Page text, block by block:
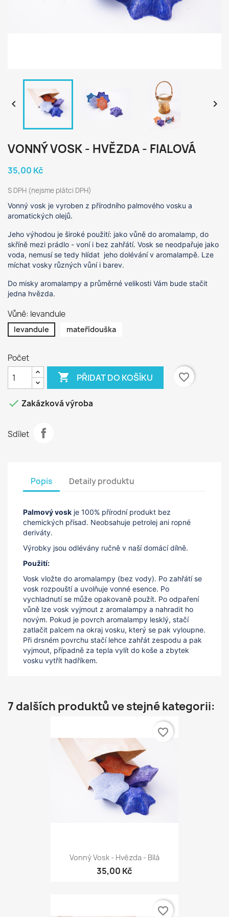
 
VONNÝ VOSK - HVĚZDA - FIALOVÁ
35,00 Kč
S DPH (nejsme plátci DPH)
Vonný vosk je vyroben z přírodního palmového vosku a
aromatických olejů.
Jeho výhodou je široké použití: jako vůně do aromalamp, do
skříně mezi prádlo - voní i bez zahřátí. Vosk se neodpařuje jako
voda, nemusí se tedy hlídat jeho dolévání v aromalampě. Lze
míchat vosky různých vůní i barev.
Do misky aromalampy a průměrné velikosti Vám bude stačit
jedna hvězda.
Vůně: levandule
levandule mateřídouška
Počet
 PŘIDAT DO KOŠÍKU favorite_border
 Zakázková výroba
Sdílet
Popis Detaily produktu
Palmový vosk je 100% přírodní produkt bez
chemických přísad. Neobsahuje petrolej ani ropné
deriváty.
Výrobky jsou odlévány ručně v naší domácí dílně.
Použití:
Vosk vložte do aromalampy (bez vody). Po zahřátí se
vosk rozpouští a uvolňuje vonné esence. Po
vychladnutí se může opakovaně použít. Po odpaření
vůně lze vosk vyjmout z aromalampy a nahradit ho
novým. Pokud je povrch aromalampy lesklý, stačí
zatlačit palcem na okraj vosku, který se pak vyloupne.
Při drsném povrchu stačí lehce zahřát zespodu a pak
vyjmout, případně za tepla vylít do koše a zbytek
vosku vytřít hadříkem.
7 dalších produktů ve stejné kategorii:
Vonný Vosk - Hvězda - Bílá
35,00 Kč
favorite_border
favorite_border